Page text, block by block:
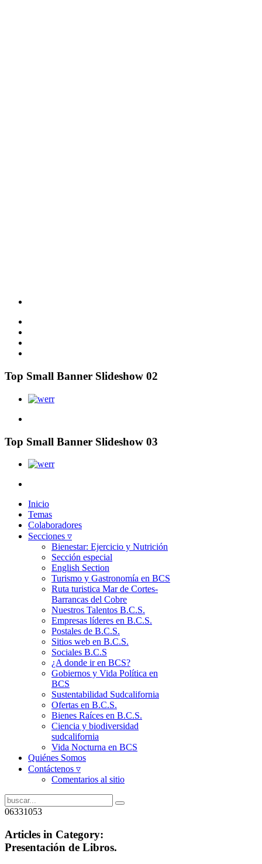
Top Small Banner Slideshow 02
Top Small Banner Slideshow 03
Inicio
Temas
Colaboradores
Secciones ▿
Bienestar: Ejercicio y Nutrición
Sección especial
English Section
Turismo y Gastronomía en BCS
Ruta turistica Mar de Cortes-
Barrancas del Cobre
Nuestros Talentos B.C.S.
Empresas líderes en B.C.S.
Postales de B.C.S.
Sitios web en B.C.S.
Sociales B.C.S
¿A donde ir en BCS?
Gobiernos y Vida Política en
BCS
Sustentabilidad Sudcalifornia
Ofertas en B.C.S.
Bienes Raíces en B.C.S.
Ciencia y biodiversidad
sudcalifornia
Vida Nocturna en BCS
Quiénes Somos
Contáctenos ▿
Comentarios al sitio
06331053
Articles in Category:
Presentación de Libros.